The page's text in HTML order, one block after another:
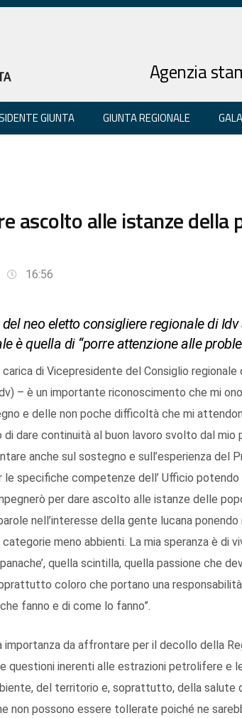
Agenzia
GIUNTA GIUNTA REGIONALE
ascolto alle istanze della
16:56
neo eletto consigliere regionale di
è quella di “porre attenzione alle
carica di Vicepresidente del Consiglio
– è un importante riconoscimento che mi
e delle non poche difficoltà che mi
dare continuità al buon lavoro svolto dal mio
anche sul sostegno e sull’esperienza del
le specifiche competenze dell’ Ufficio
per dare ascolto alle istanze delle
nell’interesse della gente lucana
meno abbienti. La mia speranza è di
quella scintilla, quella passione che
coloro che portano una
fanno e di come lo fanno”.
importanza da affrontare per il decollo della
questioni inerenti alle estrazioni petrolifere e
del territorio e, soprattutto, della salute
non possono essere tollerate poiché ne